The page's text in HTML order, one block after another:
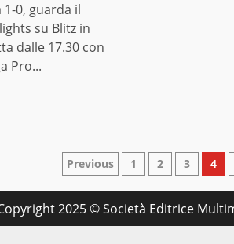
0, guarda il
su Blitz in
dalle 17.30 con
Pro...
Paginazione
degli
articoli
Previous 1 2 3 4
2025 © Società Editrice